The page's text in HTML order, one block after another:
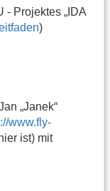
- Projektes „IDA
)
„Janek“
www.fly-
ist) mit